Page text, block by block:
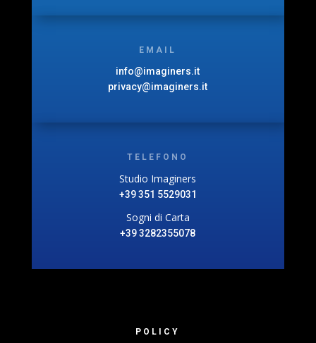
EMAIL
info@imaginers.it
privacy@imaginers.it
TELEFONO
Studio Imaginers
+39 351 5529031
Sogni di Carta
+39 3282355078
POLICY